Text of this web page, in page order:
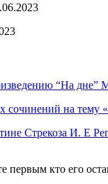
“На дне”
на тему
Стрекоза И. Е
первым кто его